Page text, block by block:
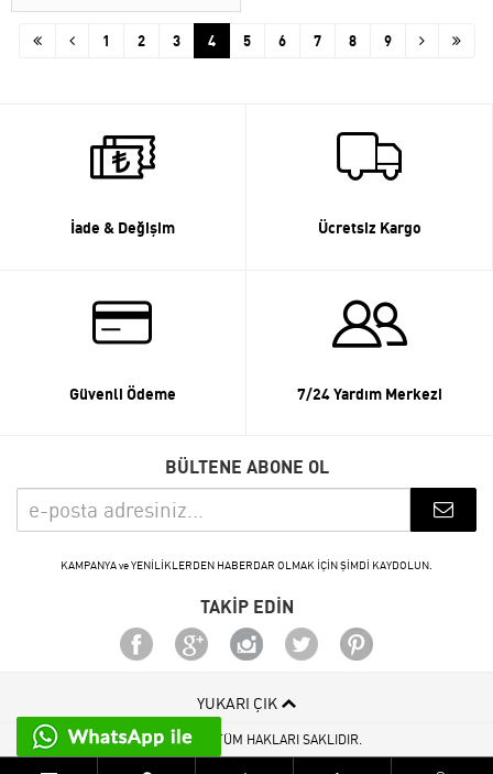
1 2 3 4 5 6 7 8 9
İade & Değişim Ücretsiz Kargo
Güvenli Ödeme 7/24 Yardım Merkezi
BÜLTENE ABONE OL
KAMPANYA ve YENİLİKLERDEN HABERDAR OLMAK İÇİN ŞİMDİ KAYDOLUN.
TAKİP EDİN
YUKARI ÇIK
© 2015 - 2026 TÜM HAKLARI SAKLIDIR.